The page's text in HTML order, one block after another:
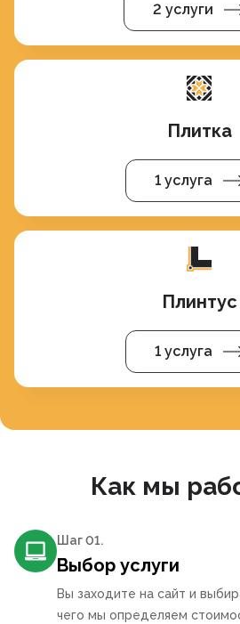
2 услуги
Плитка
1 услуга
Плинтус
1 услуга
Как мы
Шаг 01.
Выбор услуги
Вы заходите на сайт и
чего мы определяем